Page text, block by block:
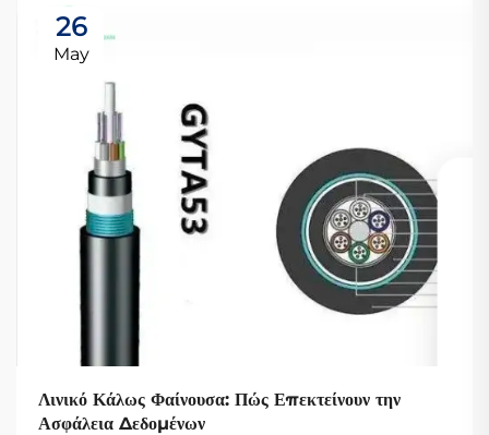
26
May
Λινικό Κάλως Φαίνουσα: Πώς Επεκτείνουν την
Ασφάλεια Δεδομένων